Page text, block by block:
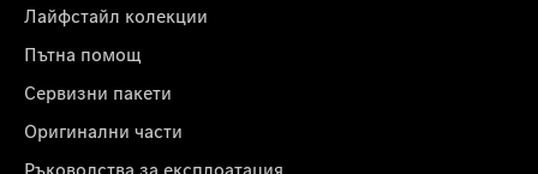
Лайфстайл колекции
Пътна помощ
Сервизни пакети
Оригинални части
Ръководства за експлоатация